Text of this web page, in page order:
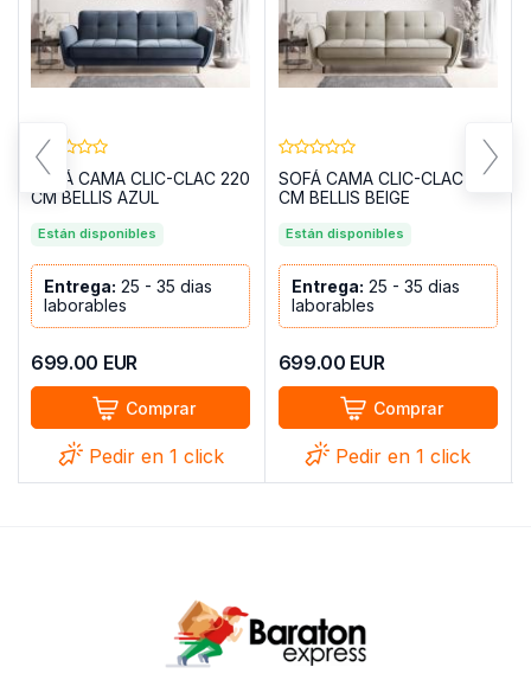
SOFÁ CAMA CLIC-CLAC 220
CM BELLIS AZUL
Están disponibles
Entrega: 25 - 35 dias
laborables
699.00 EUR
Comprar
Pedir en 1 click
SOFÁ CAMA CLIC-CLAC 220
CM BELLIS BEIGE
Están disponibles
Entrega: 25 - 35 dias
laborables
699.00 EUR
Comprar
Pedir en 1 click